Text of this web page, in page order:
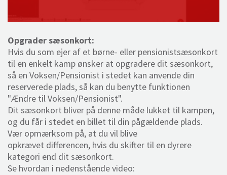
Opgrader sæsonkort:
Hvis du som ejer af et børne- eller pensionistsæsonkort
til en enkelt kamp ønsker at opgradere dit sæsonkort,
så en Voksen/Pensionist i stedet kan anvende din
reserverede plads, så kan du benytte funktionen
"Ændre til Voksen/Pensionist".
Dit sæsonkort bliver på denne måde lukket til kampen,
og du får i stedet en billet til din pågældende plads.
Vær opmærksom på, at du vil blive
opkrævet differencen, hvis du skifter til en dyrere
kategori end dit sæsonkort.
Se hvordan i nedenstående video: